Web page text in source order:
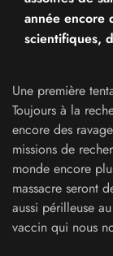
année encore
scientifiques,
Une première
Toujours à la
encore des
missions de
monde encore
massacre seront
aussi périlleuse
vaccin qui nous